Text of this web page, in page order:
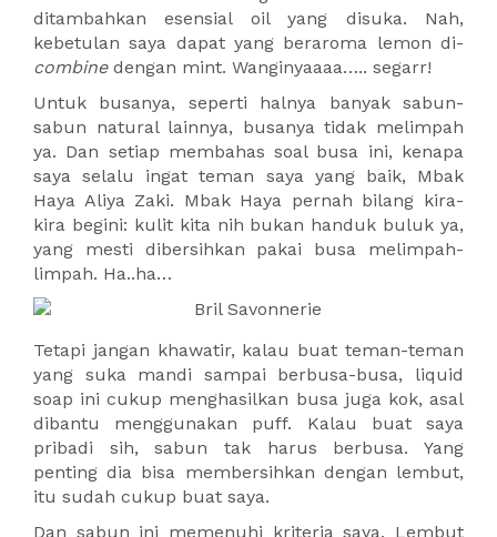
ditambahkan esensial oil yang disuka. Nah,
kebetulan saya dapat yang beraroma lemon di-
combinedengan mint. Wanginyaaaa….. segarr!
Untuk busanya, seperti halnya banyak sabun-
sabun natural lainnya, busanya tidak melimpah
ya. Dan setiap membahas soal busa ini, kenapa
saya selalu ingat teman saya yang baik, Mbak
Haya Aliya Zaki. Mbak Haya pernah bilang kira-
kira begini: kulit kita nih bukan handuk buluk ya,
yang mesti dibersihkan pakai busa melimpah-
limpah. Ha..ha…
Tetapi jangan khawatir, kalau buat teman-teman
yang suka mandi sampai berbusa-busa, liquid
soap ini cukup menghasilkan busa juga kok, asal
dibantu menggunakan puff. Kalau buat saya
pribadi sih, sabun tak harus berbusa. Yang
penting dia bisa membersihkan dengan lembut,
itu sudah cukup buat saya.
Dan sabun ini memenuhi kriteria saya. Lembut